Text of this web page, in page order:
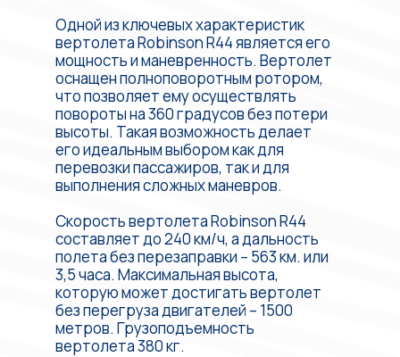
Одной из ключевых характеристик
вертолета Robinson R44 является его
мощность и маневренность. Вертолет
оснащен полноповоротным ротором,
что позволяет ему осуществлять
повороты на 360 градусов без потери
высоты. Такая возможность делает
его идеальным выбором как для
перевозки пассажиров, так и для
выполнения сложных маневров.
Скорость вертолета Robinson R44
составляет до 240 км/ч, а дальность
полета без перезаправки – 563 км. или
3,5 часа. Максимальная высота,
которую может достигать вертолет
без перегруза двигателей – 1500
метров. Грузоподъемность
вертолета 380 кг.